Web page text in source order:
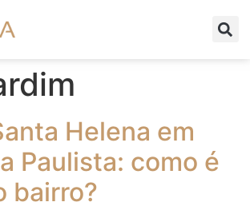
Helena em
Paulista: como é
bairro?